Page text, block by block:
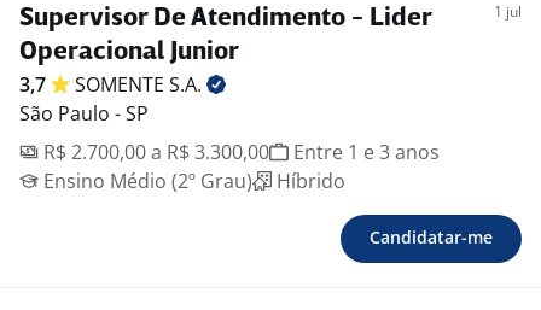
Supervisor De Atendimento - Lider
Operacional Junior
1 jul
3,7 SOMENTE S.A.
São Paulo - SP
R$ 2.700,00 a R$ 3.300,00
Entre 1 e 3 anos
Ensino Médio (2º Grau)
Híbrido
Candidatar-me